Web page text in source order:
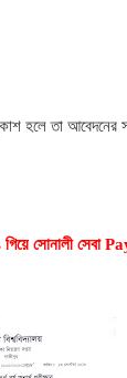
হলে তা
সােনালী